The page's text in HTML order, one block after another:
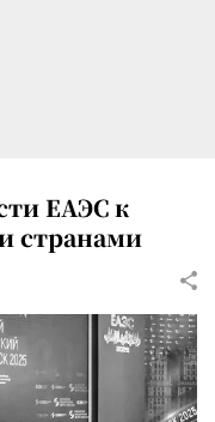
ЕАЭС к
странами